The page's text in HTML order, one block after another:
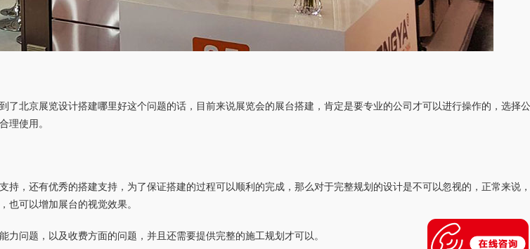
北京展览设计搭建哪里好这个问题的话，目前来说展览会的展台搭建，肯定是要专业的公司才可以进行操作的，选择
理使用。
，还有优秀的搭建支持，为了保证搭建的过程可以顺利的完成，那么对于完整规划的设计是不可以忽视的，正常来说
可以增加展台的视觉效果。
问题，以及收费方面的问题，并且还需要提供完整的施工规划才可以。